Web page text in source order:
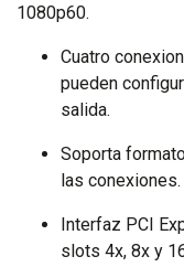
1080p60.
Cuatro
pueden
salida.
Soporta
las conexiones.
Interfaz PCI
slots 4x, 8x y